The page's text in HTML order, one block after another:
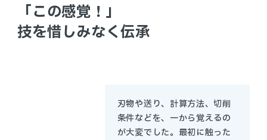
「この感覚！」
技を惜しみなく伝承
刃物や送り、計算方法、切削
条件などを、一から覚えるの
が大変でした。最初に触った